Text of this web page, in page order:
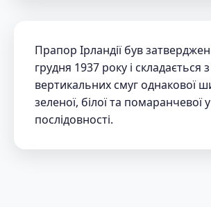
Прапор Ірландії був
грудня 1937 року і складається
вертикальних смуг однакової
зеленої, білої та помаранчевої у
послідовності.